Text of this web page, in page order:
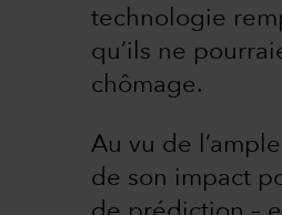
technologie
qu’ils ne
chômage.
Au vu de
de son impact